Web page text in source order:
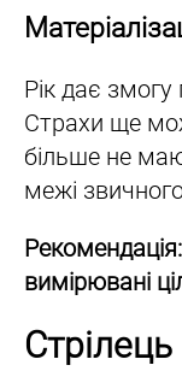
Рік дає
Страхи ще
більше не
межі
вимірювані
Стрілець